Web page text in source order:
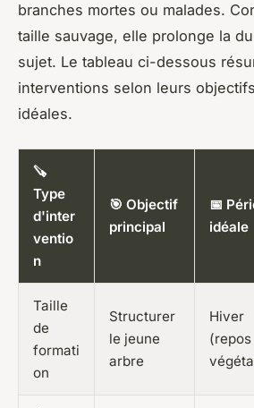
branches mortes ou malades.
taille sauvage, elle prolonge la
sujet. Le tableau ci-dessous
interventions selon leurs
idéales.
🪚
Type
d'inter
ventio
n
🎯 Objectif
principal
📅
idéale
Taille
de
formati
on
Structurer
le jeune
arbre
Hiver
(repos